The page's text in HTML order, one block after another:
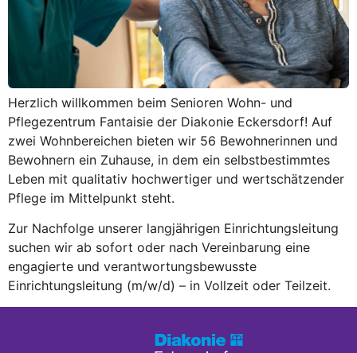
Herzlich willkommen beim Senioren Wohn- und
Pflegezentrum Fantaisie der Diakonie Eckersdorf! Auf
zwei Wohnbereichen bieten wir 56 Bewohnerinnen und
Bewohnern ein Zuhause, in dem ein selbstbestimmtes
Leben mit qualitativ hochwertiger und wertschätzender
Pflege im Mittelpunkt steht.
Zur Nachfolge unserer langjährigen Einrichtungsleitung
suchen wir ab sofort oder nach Vereinbarung eine
engagierte und verantwortungsbewusste
Einrichtungsleitung (m/w/d) – in Vollzeit oder Teilzeit.